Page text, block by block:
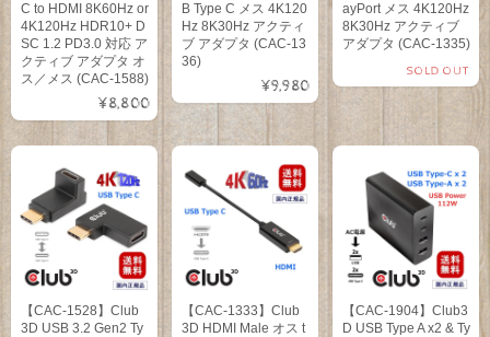
C to HDMI 8K60Hz or
4K120Hz HDR10+ D
SC 1.2 PD3.0 対応 ア
クティブ アダプタ オ
ス／メス (CAC-1588)
¥8,800
B Type C メス 4K120
Hz 8K30Hz アクティ
ブ アダプタ (CAC-13
36)
¥9,980
ayPort メス 4K120Hz
8K30Hz アクティブ
アダプタ (CAC-1335)
SOLD OUT
【CAC-1528】Club
3D USB 3.2 Gen2 Ty
【CAC-1333】Club
3D HDMI Male オス t
【CAC-1904】Club3
D USB Type A x2 & Ty